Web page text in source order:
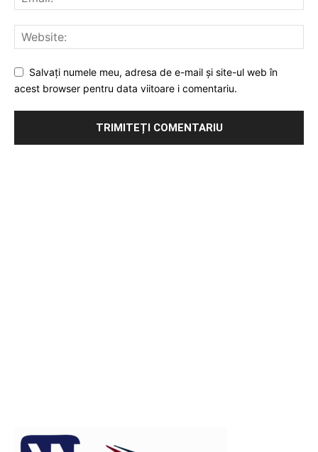
Salvați numele meu, adresa de e-mail și site-ul web în
acest browser pentru data viitoare i comentariu.